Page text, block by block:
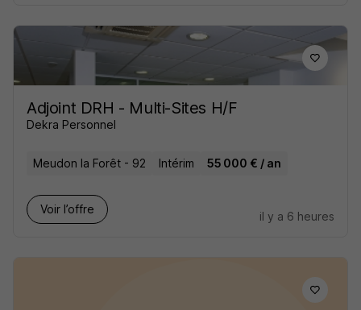
Adjoint DRH - Multi-Sites H/F
Dekra Personnel
Meudon la Forêt - 92 Intérim 55 000 € / an
Voir l’offre
il y a 6 heures